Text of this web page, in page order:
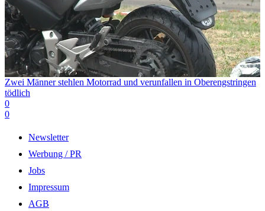
Zwei Männer stehlen Motorrad und verunfallen in Oberengstringen
tödlich
0
0
Newsletter
Werbung / PR
Jobs
Impressum
AGB